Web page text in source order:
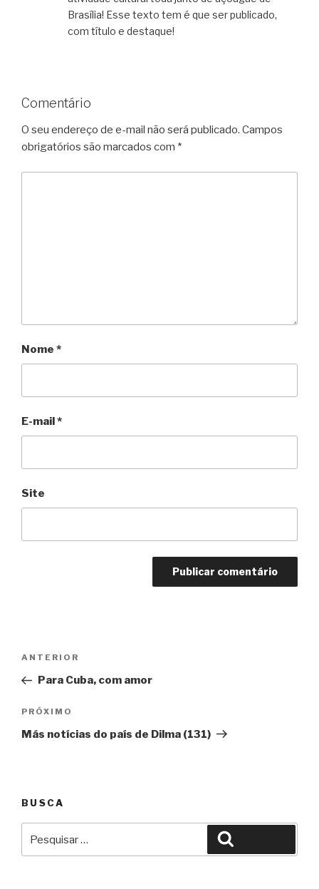
Brasília! Esse texto tem é que ser publicado,
com título e destaque!
Comentário
O seu endereço de e-mail não será publicado. Campos
obrigatórios são marcados com *
Nome *
E-mail*
Site
Post
Anterior
ANTERIOR
Para Cuba, com amor
Próximo
PRÓXIMO
Más notícias do país de Dilma (131)
BUSCA
por: